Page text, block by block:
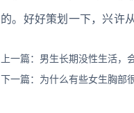
的。好好策划一下，兴许
上一篇： 男生长期没性生活，
下一篇： 为什么有些女生胸部